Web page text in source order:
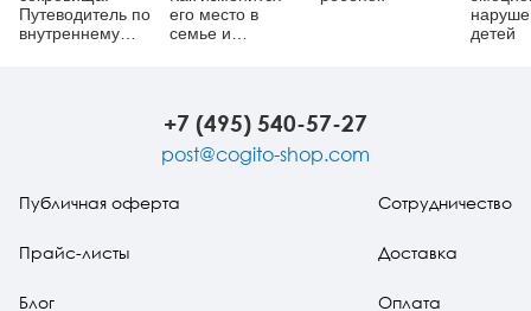
Путеводитель по
внутреннему
его место в
семье и
детей
+7 (495) 540-57-27
post@cogito-shop.com
Публичная оферта
Прайс-листы
Блог
Сотрудничество
Доставка
Оплата